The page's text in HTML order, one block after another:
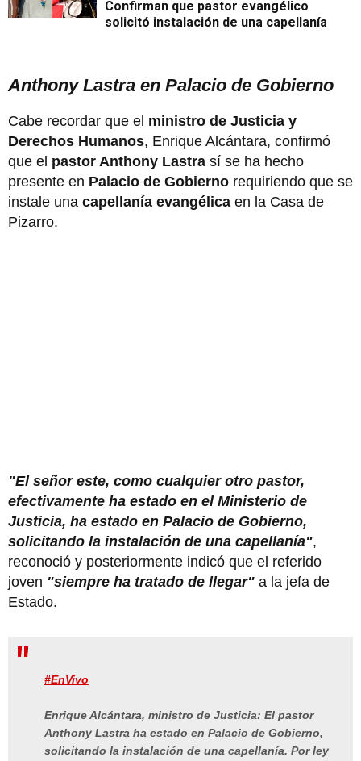
Confirman que pastor evangélico
solicitó instalación de una capellanía
Anthony Lastra en Palacio de Gobierno
Cabe recordar que el ministro de Justicia y
Derechos Humanos, Enrique Alcántara, confirmó
que el pastor Anthony Lastra sí se ha hecho
presente en Palacio de Gobierno requiriendo que se
instale una capellanía evangélica en la Casa de
Pizarro.
"El señor este, como cualquier otro pastor,
efectivamente ha estado en el Ministerio de
Justicia, ha estado en Palacio de Gobierno,
solicitando la instalación de una capellanía",
reconoció y posteriormente indicó que el referido
joven "siempre ha tratado de llegar" a la jefa de
Estado.
#EnVivo
Enrique Alcántara, ministro de Justicia: El pastor
Anthony Lastra ha estado en Palacio de Gobierno,
solicitando la instalación de una capellanía. Por ley